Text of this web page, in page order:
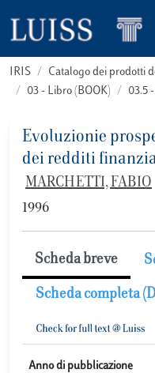
IRIS
Catalogo dei prodotti
03 - Libro (BOOK)
03.5
Evoluzionie
dei redditi
MARCHETTI, FABIO
1996
Scheda breve
Scheda completa
Anno di pubblicazione